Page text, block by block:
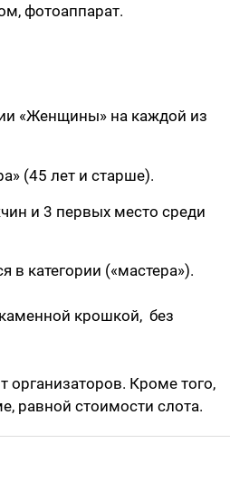
фотоаппарат.
«Женщины» на каждой из
(45 лет и старше).
и 3 первых место среди
в категории («мастера»).
крошкой, без
организаторов. Кроме того,
равной стоимости слота.